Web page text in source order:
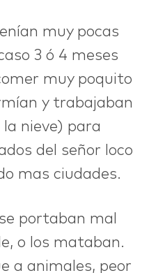
muy pocas
3 ó 4 meses
muy poquito
y trabajaban
nieve) para
del señor loco
mas ciudades.
portaban mal
o los mataban.
a animales, peor